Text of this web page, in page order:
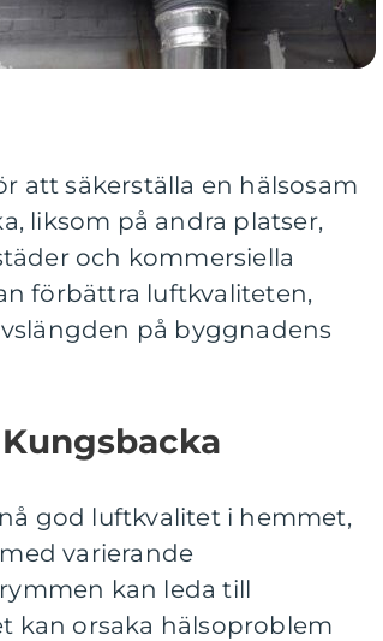
att säkerställa en hälsosam
liksom på andra platser,
och kommersiella
förbättra luftkvaliteten,
på byggnadens
god luftkvalitet i hemmet,
varierande
kan leda till
kan orsaka hälsoproblem